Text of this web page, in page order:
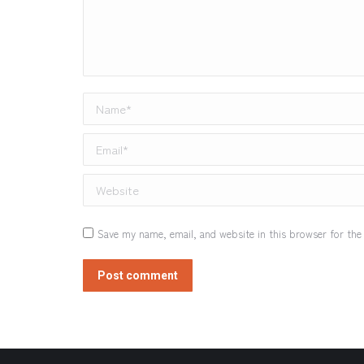
Name *
Email *
Website
Save my name, email, and website in this browser for
Post comment